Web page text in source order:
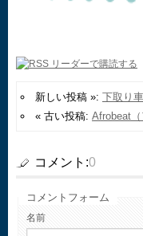
新しい投稿 »: 下取り車
« 古い投稿: Afrobeat
コメント:0
コメントフォーム
名前